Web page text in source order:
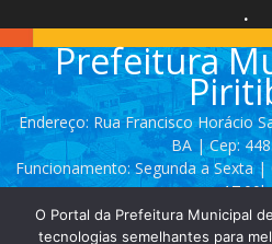
.
Prefeitura
Endereço: Rua Francisco Horácio
BA | Cep:
Funcionamento: Segunda a Sexta |
17:00h
Telefone: (74) 3628 -
O Portal da Prefeitura Municipal
tecnologias semelhantes para